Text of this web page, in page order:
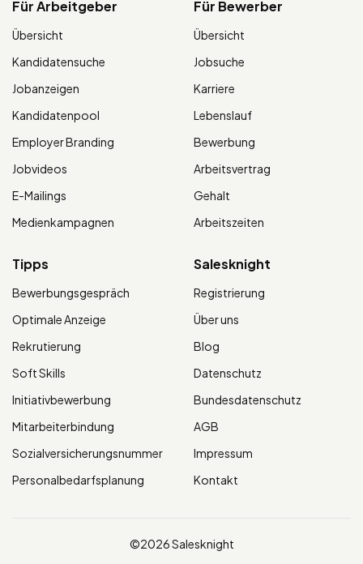
Für Arbeitgeber
Übersicht
Kandidatensuche
Jobanzeigen
Kandidatenpool
Employer Branding
Jobvideos
E-Mailings
Medienkampagnen
Für Bewerber
Übersicht
Jobsuche
Karriere
Lebenslauf
Bewerbung
Arbeitsvertrag
Gehalt
Arbeitszeiten
Tipps
Bewerbungsgespräch
Optimale Anzeige
Rekrutierung
Soft Skills
Initiativbewerbung
Mitarbeiterbindung
Sozialversicherungsnummer
Personalbedarfsplanung
Salesknight
Registrierung
Über uns
Blog
Datenschutz
Bundesdatenschutz
AGB
Impressum
Kontakt
©2026 Salesknight